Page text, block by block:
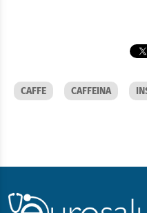
CAFFE CAFFEINA